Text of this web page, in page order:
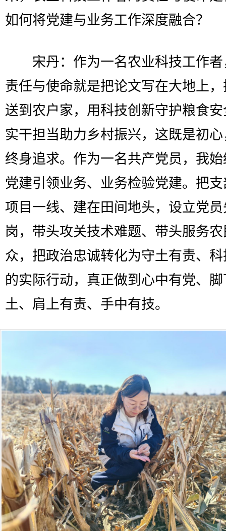
如何将党建与业务工作深度融合？
宋丹：作为一名农业科技工作者
责任与使命就是把论文写在大地上
送到农户家，用科技创新守护粮食
实干担当助力乡村振兴，这既是初
终身追求。作为一名共产党员，我
党建引领业务、业务检验党建。把
项目一线、建在田间地头，设立党
岗，带头攻关技术难题、带头服务
众，把政治忠诚转化为守土有责、
的实际行动，真正做到心中有党、
土、肩上有责、手中有技。